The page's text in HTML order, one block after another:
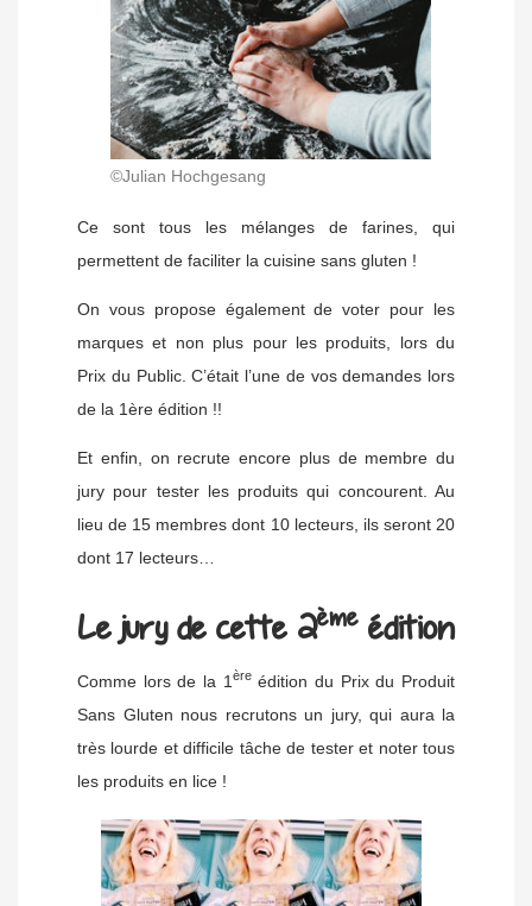
©Julian Hochgesang
Ce sont tous les mélanges de farines, qui
permettent de faciliter la cuisine sans gluten !
On vous propose également de voter pour les
marques et non plus pour les produits, lors du
Prix du Public. C’était l’une de vos demandes lors
de la 1ère édition !!
Et enfin, on recrute encore plus de membre du
jury pour tester les produits qui concourent. Au
lieu de 15 membres dont 10 lecteurs, ils seront 20
dont 17 lecteurs…
Le jury de cette 2ème édition
Comme lors de la 1 èreédition du Prix du Produit
Sans Gluten nous recrutons un jury, qui aura la
très lourde et difficile tâche de tester et noter tous
les produits en lice !